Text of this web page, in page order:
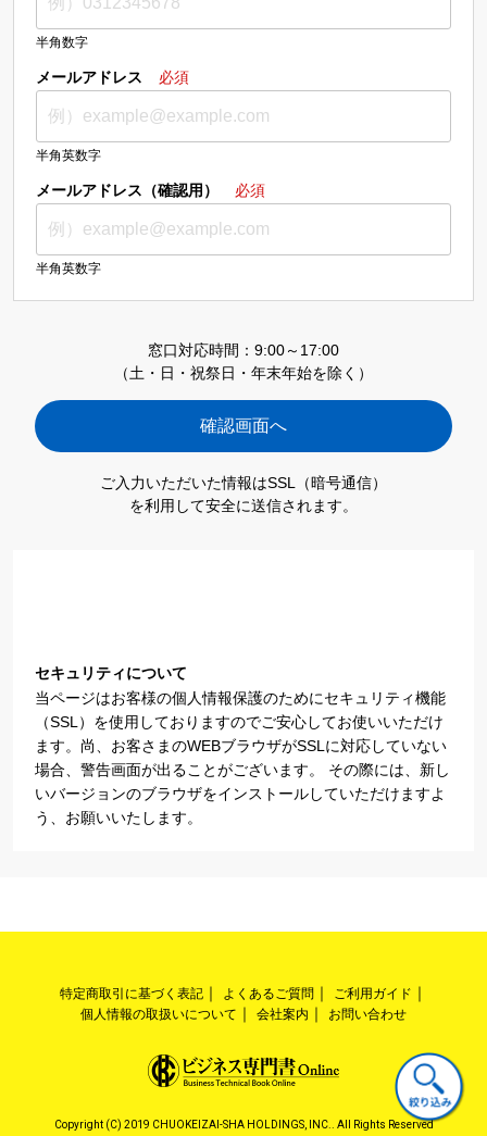
半角数字
メールアドレス 必須
半角英数字
メールアドレス（確認用） 必須
半角英数字
窓口対応時間：9:00～17:00
（土・日・祝祭日・年末年始を除く）
ご入力いただいた情報はSSL（暗号通信）
を利用して安全に送信されます。
セキュリティについて
当ページはお客様の個人情報保護のためにセキュリティ機能
（SSL）を使用しておりますのでご安心してお使いいただけ
ます。尚、お客さまのWEBブラウザがSSLに対応していない
場合、警告画面が出ることがございます。 その際には、新し
いバージョンのブラウザをインストールしていただけますよ
う、お願いいたします。
特定商取引に基づく表記 よくあるご質問
ご利用ガイド
個人情報の取扱いについて
会社案内 お問い合わせ
Copyright (C) 2019 CHUOKEIZAI-SHA HOLDINGS, INC.. All Rights Reserved